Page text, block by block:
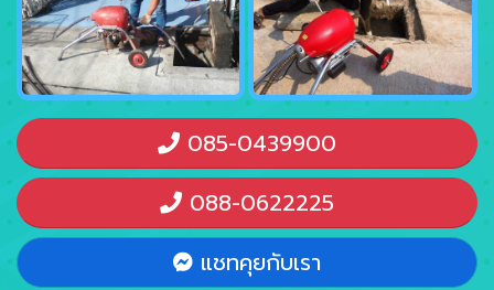
085-0439900
088-0622225
แชทคุยกับเรา